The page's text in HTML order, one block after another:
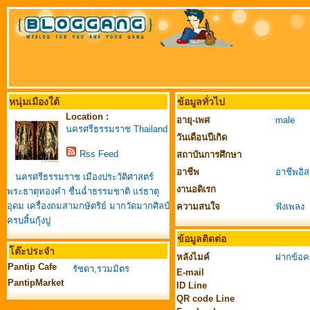
หนุ่มเมืองใต้
Location :
นครศรีธรรมราช Thailand
Rss Feed
นครศรีธรรมราช เมืองประวัติศาสตร์
พระธาตุทองคำ ชื่นฉ่ำธรรมชาติ แร่ธาตุ
อุดม เครื่องถมสามกษัตริย์ มากวัดมากศิลป์
ครบสิ้นกุ้งปู
โต๊ะประจำ
Pantip Cafe
รัชดา,รวมมิตร
PantipMarket
ข้อมูลทั่วไป
อายุ-เพศ
male
วันเดือนปีเกิด
สถาบันการศึกษา
อาชีพ
อาชีพอิส
งานอดิเรก
ความสนใจ
ฟังเพลง
ข้อมูลติดต่อ
หลังไมค์
ฝากข้อ
E-mail
ID Line
QR code Line